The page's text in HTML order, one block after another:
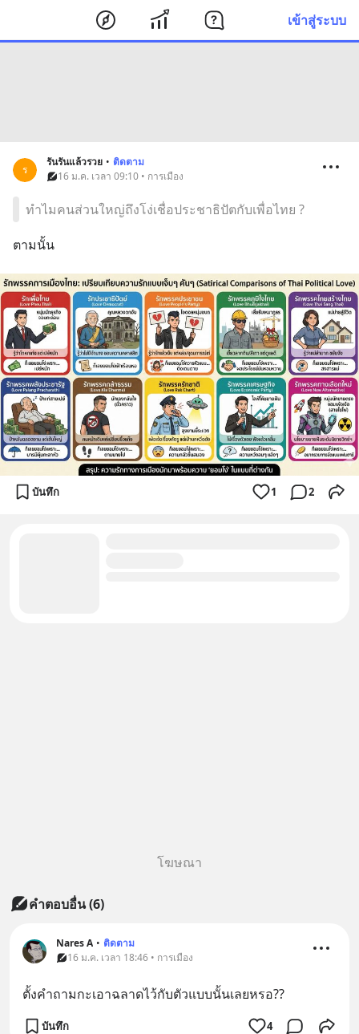
เข้าสู่ระบบ
ร
รันรันแล้วรวย • ติดตาม
16 ม.ค. เวลา 09:10 • การเมือง
ทำไมคนส่วนใหญ่ถึงโง่เชื่อประชาธิปัตกับเพื่อไทย ?
ตามนั้น
บันทึก 1 2
โฆษณา
คำตอบอื่น(6)
Nares A • ติดตาม
16 ม.ค. เวลา 18:46 • การเมือง
ตั้งคำถามกะเอาฉลาดไว้กับตัวแบบนั้นเลยหรอ??
บันทึก 4